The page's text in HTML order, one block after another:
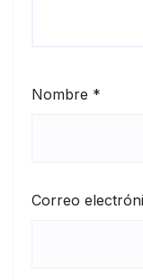
Nombre *
Correo